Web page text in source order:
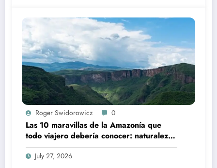
Roger Swidorowicz 0
Las 10 maravillas de la Amazonía que
todo viajero debería conocer: naturaleza,
biodiversidad, y aventura en el pulmón
verde del planeta
July 27, 2026